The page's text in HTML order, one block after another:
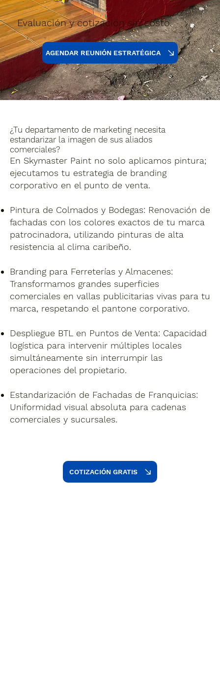
Evaluación y cotización sin costo.
AGENDAR REUNIÓN ESTRATÉGICA
¿Tu departamento de marketing necesita
estandarizar la imagen de sus aliados
comerciales?
En Skymaster Paint no solo aplicamos pintura;
ejecutamos tu estrategia de branding
corporativo en el punto de venta.
Pintura de Colmados y Bodegas: Renovación de
fachadas con los colores exactos de tu marca
patrocinadora, utilizando pinturas de alta
resistencia al clima caribeño.
Branding para Ferreterías y Almacenes:
Transformamos grandes superficies
comerciales en vallas publicitarias vivas para tu
marca, respetando el pantone corporativo.
Despliegue BTL en Puntos de Venta: Capacidad
logística para intervenir múltiples locales
simultáneamente sin interrumpir las
operaciones del propietario.
Estandarización de Fachadas de Franquicias:
Uniformidad visual absoluta para cadenas
comerciales y sucursales.
COTIZACIÓN GRATIS